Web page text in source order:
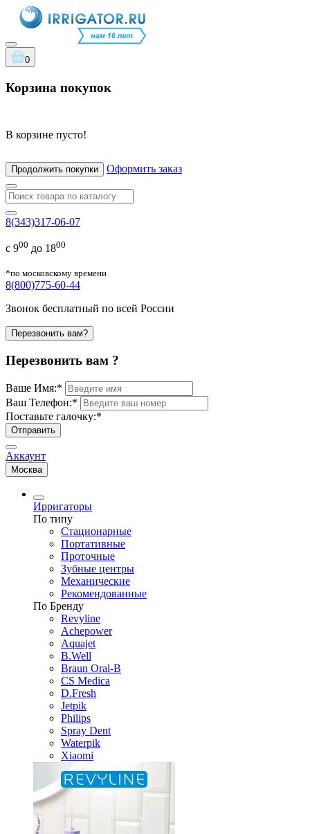
0
Корзина покупок
В корзине пусто!
Продолжить покупки Оформить заказ
8(343)317-06-07
с 900 до 1800
*по московскому времени
8(800)775-60-44
Звонок бесплатный по всей России
Перезвонить вам?
Перезвонить вам ?
Ваше Имя:*
Ваш Телефон:*
Поставьте галочку:*
Отправить
Аккаунт
Москва
Ирригаторы
По типу
Стационарные
Портативные
Проточные
Зубные центры
Механические
Рекомендованные
По Бренду
Revyline
Achepower
Aquajet
B.Well
Braun Oral-B
CS Medica
D.Fresh
Jetpik
Philips
Spray Dent
Waterpik
Xiaomi